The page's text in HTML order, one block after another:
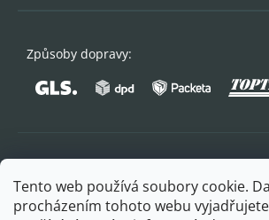
Tento web používá soubory cookie.
procházením tohoto webu
Způsoby dopravy: